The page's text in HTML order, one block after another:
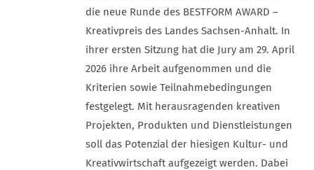
die neue Runde des BESTFORM AWARD –
Kreativpreis des Landes Sachsen-Anhalt. In
ihrer ersten Sitzung hat die Jury am 29. April
2026 ihre Arbeit aufgenommen und die
Kriterien sowie Teilnahmebedingungen
festgelegt. Mit herausragenden kreativen
Projekten, Produkten und Dienstleistungen
soll das Potenzial der hiesigen Kultur- und
Kreativwirtschaft aufgezeigt werden. Dabei